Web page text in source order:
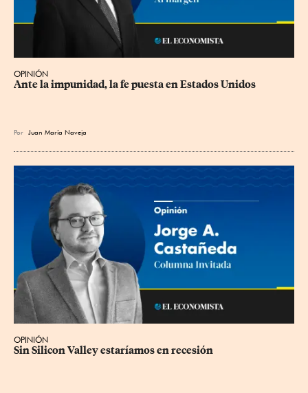
OPINIÓN
Ante la impunidad, la fe puesta en Estados Unidos
Por Juan María Naveja
OPINIÓN
Sin Silicon Valley estaríamos en recesión